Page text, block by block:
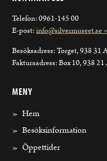
Telefon: 0961-145 00
E-post:info@silvermuseet.se
Besöksadress: Torget, 938 31
Fakturaadress: Box 10, 938
MENY
Hem
Besöksinformation
Öppettider